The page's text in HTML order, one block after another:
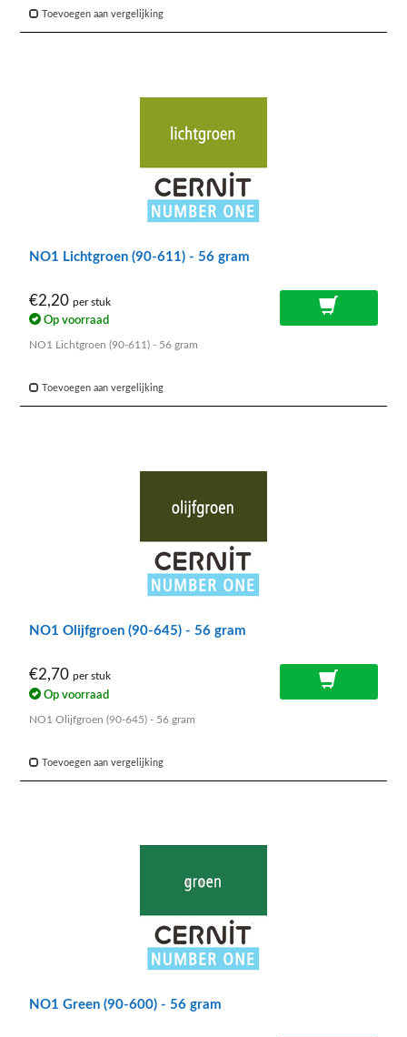
Toevoegen aan vergelijking
NO1 Lichtgroen (90-611) - 56 gram
€2,20 per stuk
Op voorraad
NO1 Lichtgroen (90-611) - 56 gram
Toevoegen aan vergelijking
NO1 Olijfgroen (90-645) - 56 gram
€2,70 per stuk
Op voorraad
NO1 Olijfgroen (90-645) - 56 gram
Toevoegen aan vergelijking
NO1 Green (90-600) - 56 gram